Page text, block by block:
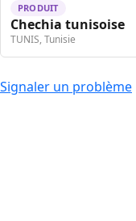
PRODUIT
Chechia tunisoise
TUNIS, Tunisie
Signaler un problème